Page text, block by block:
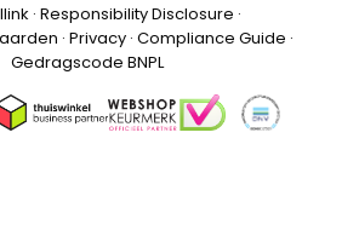
· Responsibility Disclosure ·
· Privacy· Compliance Guide ·
Gedragscode BNPL